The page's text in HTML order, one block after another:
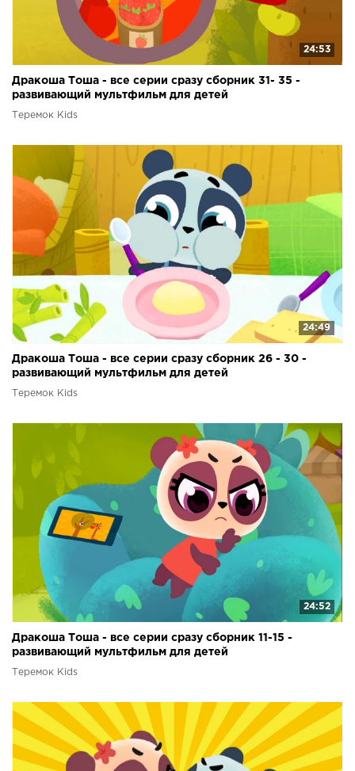
24:53
Дракоша Тоша - все серии сразу сборник 31- 35 -
развивающий мультфильм для детей
Теремок Kids
24:49
Дракоша Тоша - все серии сразу сборник 26 - 30 -
развивающий мультфильм для детей
Теремок Kids
24:52
Дракоша Тоша - все серии сразу сборник 11-15 -
развивающий мультфильм для детей
Теремок Kids